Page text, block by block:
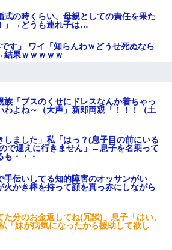
たタ
、す
ｗｗ
氏、
で走
２軍
り悲
式の時くらい、母親としての責任を果た
」→どうも連れ子は…
す」 ワイ「知らんわｗどうせ死ぬなら
果ｗｗｗｗｗ
族「ブスのくせにドレスなんか着ちゃっ
わよね～（大声」新郎両親「！！！（土
しました」私「はっ？(息子目の前にいる
で迎えに行きません」→息子を名乗って
・・・
手伝いしてる知的障害のオッサンがい
火かき棒を持って顔を真っ赤にしながら
た分のお金返してね(冗談)」息子「はい、
「妹が病気になったから援助して欲し